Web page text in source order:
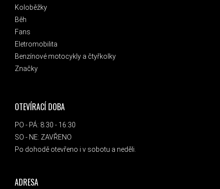
Koloběžky
Běh
Fans
Eletromobilita
Benzínové motocykly a čtyřkolky
Značky
OTEVÍRACÍ DOBA
PO - PÁ: 8:30 - 16:30
SO - NE: ZAVŘENO
Po dohodě otevřeno i v sobotu a neděli.
ADRESA